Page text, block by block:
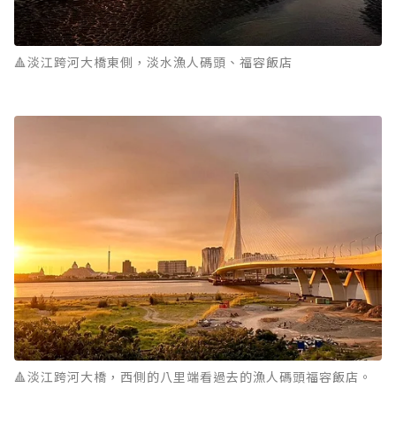
🔺淡江跨河大橋東側，淡水漁人碼頭、福容飯店
🔺淡江跨河大橋，西側的八里端看過去的漁人碼頭福容飯店。